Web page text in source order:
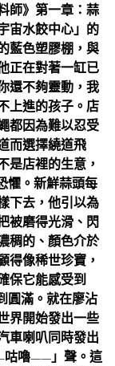
師》第一章：蒜
宙水餃中心」的
藍色塑膠棚，與
正在對著一缸已
還不夠靈動，我
上進的孩子。店
都因為難以忍受
而選擇繞道飛
是店裡的生意，
懼。新鮮蒜頭每
下去，他引以為
被磨得光滑、閃
稠的、顏色介於
得像稀世珍寶，
保它能感受到
圓滿。就在廖沾
界開始發出一些
車喇叭同時發出
咕嚕——」聲。這